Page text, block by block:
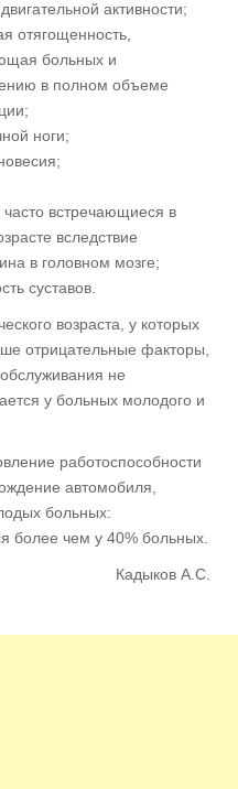
активности;
отягощенность,
больных и
в полном объеме
ноги;
встречающиеся в
вследствие
в головном мозге;
суставов.
возраста, у которых
отрицательные факторы,
не
у больных молодого и
работоспособности
автомобиля,
больных:
более чем у 40% больных.
Кадыков А.С.